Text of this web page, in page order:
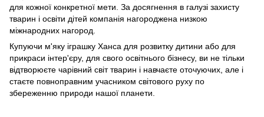
для кожної конкретної мети. За досягнення в галузі захисту
тварин і освіти дітей компанія нагороджена низкою
міжнародних нагород.
Купуючи м'яку іграшку Ханса для розвитку дитини або для
прикраси інтер'єру, для свого освітнього бізнесу, ви не тільки
відтворюєте чарівний світ тварин і навчаєте оточуючих, але і
стаєте повноправним учасником світового руху по
збереженню природи нашої планети.